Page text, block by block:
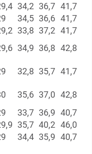
34,2 36,7 41,7
34,5 36,6 41,7
33,8 37,2 41,7
34,9 36,8 42,8
32,8 35,7 41,7
35,6 37,0 42,8
33,7 36,9 40,7
35,7 40,2 46,0
34,4 35,9 40,7